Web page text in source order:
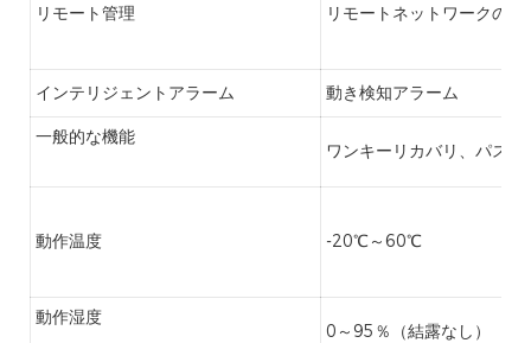
リモート管理 リモートネットワークの
インテリジェントアラーム 動き検知アラーム
一般的な機能
ワンキーリカバリ、パスワ
動作温度 -20℃～60℃
動作湿度
0～95％（結露なし）